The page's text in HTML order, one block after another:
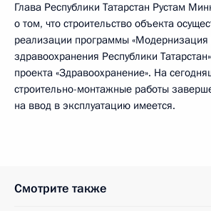
Глава Республики Татарстан Рустам
о том, что строительство объекта
реализации программы «Модернизация
здравоохранения Республики
проекта «Здравоохранение». На
строительно-монтажные работы
на ввод в эксплуатацию имеется.
Смотрите также